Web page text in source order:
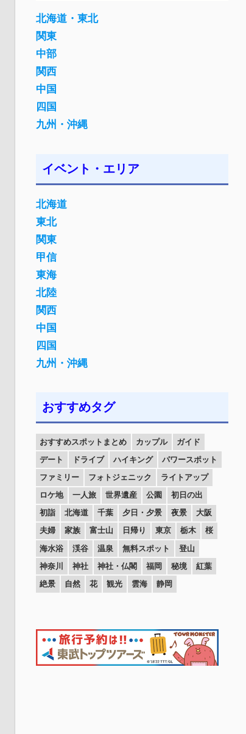
北海道・東北
関東
中部
関西
中国
四国
九州・沖縄
イベント・エリア
北海道
東北
関東
甲信
東海
北陸
関西
中国
四国
九州・沖縄
おすすめタグ
おすすめスポットまとめ カップル
ガイド
デート
ドライブ ハイキング
パワースポット
ファミリー
フォトジェニック
ライトアップ
ロケ地
一人旅 世界遺産 公園
初日の出
初詣
北海道 千葉 夕日・夕景 夜景
大阪
夫婦
家族 富士山 日帰り 東京 栃木
桜
海水浴
渓谷 温泉 無料スポット
登山
神奈川
神社 神社・仏閣 福岡 秘境
紅葉
絶景
自然 花 観光 雲海 静岡